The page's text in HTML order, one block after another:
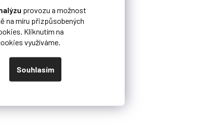
provozu a možnost
na míru přizpůsobených
Kliknutím na
využíváme.
Souhlasím